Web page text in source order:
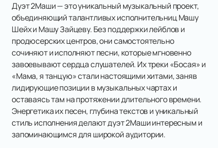
Дуэт 2Маши — это уникальный музыкальный проект,
объединяющий талантливых исполнительниц Машу
Шейх и Машу Зайцеву. Без поддержки лейблов и
продюсерских центров, они самостоятельно
сочиняют и исполняют песни, которые мгновенно
завоевывают сердца слушателей. Их треки «Босая» и
«Мама, я танцую» стали настоящими хитами, заняв
лидирующие позиции в музыкальных чартах и
оставаясь там на протяжении длительного времени.
Энергетика их песен, глубина текстов и уникальный
стиль исполнения делают дуэт 2Маши интересным и
запоминающимся для широкой аудитории.